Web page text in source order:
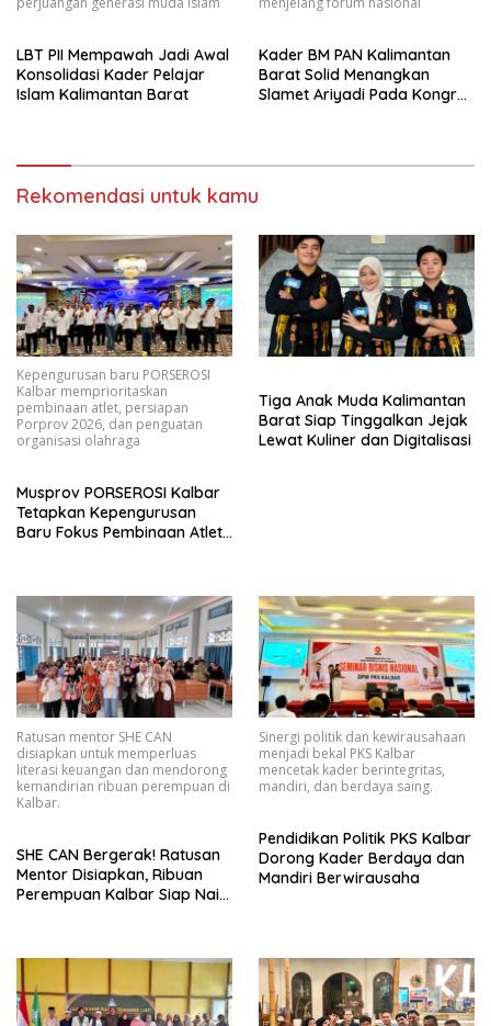
LBT PII Mempawah Jadi Awal
Konsolidasi Kader Pelajar
Islam Kalimantan Barat
Kader BM PAN Kalimantan
Barat Solid Menangkan
Slamet Ariyadi Pada Kongres
Rekomendasi untuk kamu
Kepengurusan baru PORSEROSI
Kalbar memprioritaskan
pembinaan atlet, persiapan
Porprov 2026, dan penguatan
organisasi olahraga
Musprov PORSEROSI Kalbar
Tetapkan Kepengurusan
Baru Fokus Pembinaan Atlet
Tiga Anak Muda Kalimantan
Barat Siap Tinggalkan Jejak
Lewat Kuliner dan Digitalisasi
Ratusan mentor SHE CAN
disiapkan untuk memperluas
literasi keuangan dan mendorong
kemandirian ribuan perempuan di
Kalbar.
SHE CAN Bergerak! Ratusan
Mentor Disiapkan, Ribuan
Perempuan Kalbar Siap Naik
Sinergi politik dan kewirausahaan
menjadi bekal PKS Kalbar
mencetak kader berintegritas,
mandiri, dan berdaya saing.
Pendidikan Politik PKS Kalbar
Dorong Kader Berdaya dan
Mandiri Berwirausaha